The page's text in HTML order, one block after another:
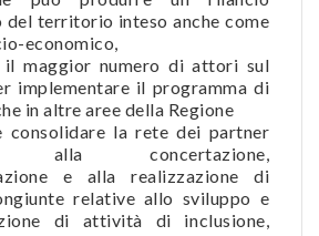
territorio inteso anche come
economico,
il maggior numero di attori sul
implementare il programma di
in altre aree della Regione
consolidare la rete dei partner
alla concertazione,
e alla realizzazione di
relative allo sviluppo e
di attività di inclusione,